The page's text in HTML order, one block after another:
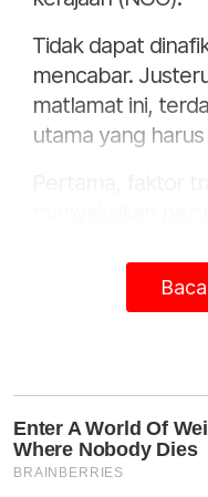
Tidak dapat
mencabar.
matlamat ini,
utama yang
yang
aspek integriti
bukan perkara
sedang
hampir serupa
Amerika Latin dan